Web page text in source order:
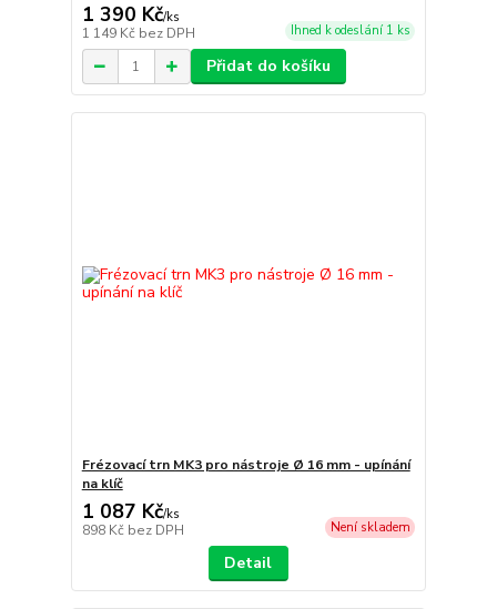
1 390 Kč/ks
1 149 Kč bez DPH Ihned k odeslání 1 ks
Přidat do košíku
Frézovací trn MK3 pro nástroje Ø 16 mm - upínání
na klíč
1 087 Kč/ks
898 Kč bez DPH Není skladem
Detail